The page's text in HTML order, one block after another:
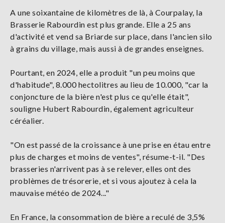
A une soixantaine de kilomètres de là, à Courpalay, la
Brasserie Rabourdin est plus grande. Elle a 25 ans
d'activité et vend sa Briarde sur place, dans l'ancien silo
à grains du village, mais aussi à de grandes enseignes.
Pourtant, en 2024, elle a produit "un peu moins que
d'habitude", 8.000 hectolitres au lieu de 10.000, "car la
conjoncture de la bière n'est plus ce qu'elle était",
souligne Hubert Rabourdin, également agriculteur
céréalier.
"On est passé de la croissance à une prise en étau entre
plus de charges et moins de ventes", résume-t-il. "Des
brasseries n'arrivent pas à se relever, elles ont des
problèmes de trésorerie, et si vous ajoutez à cela la
mauvaise météo de 2024..."
En France, la consommation de bière a reculé de 3,5%